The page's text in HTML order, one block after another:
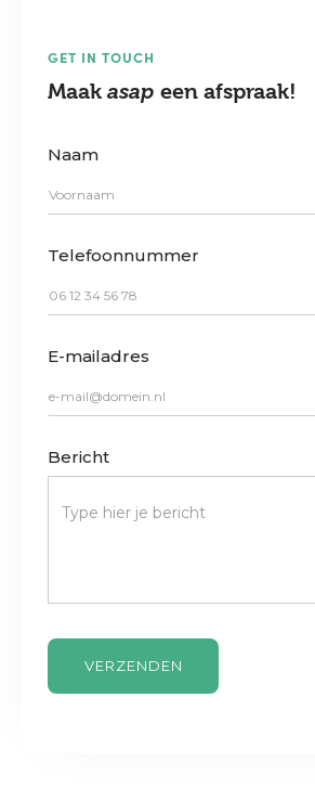
GET IN TOUCH
Maak asap een afspraak!
Naam
Telefoonnummer
E-mailadres
Bericht